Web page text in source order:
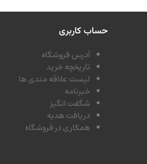
حساب کاربری
آدرس فروشگاه
تاریخچه خرید
لیست علاقه مندی ها
خبرنامه
شگفت انگیز
دریافت هدیه
همکاری در فروشگاه